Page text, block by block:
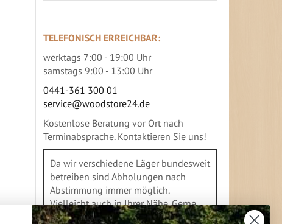
TELEFONISCH ERREICHBAR:
werktags 7:00 - 19:00 Uhr
samstags 9:00 - 13:00 Uhr
0441-361 300 01
service@woodstore24.de
Kostenlose Beratung vor Ort nach
Terminabsprache. Kontaktieren Sie uns!
Da wir verschiedene Läger bundesweit
betreiben sind Abholungen nach
Abstimmung immer möglich.
Vielleicht auch in Ihrer Nähe. Gerne
geben wir Ihnen Auskunft